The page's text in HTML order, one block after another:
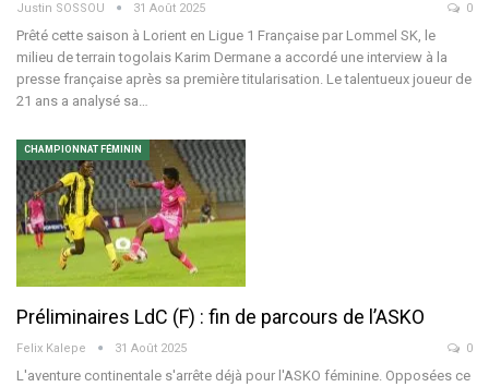
Justin SOSSOU 31 Août 2025 0
Prêté cette saison à Lorient en Ligue 1 Française par Lommel SK, le
milieu de terrain togolais Karim Dermane a accordé une interview à la
presse française après sa première titularisation. Le talentueux joueur de
21 ans a analysé sa…
CHAMPIONNAT FÉMININ
Préliminaires LdC (F) : fin de parcours de l’ASKO
Felix Kalepe 31 Août 2025 0
L'aventure continentale s'arrête déjà pour l'ASKO féminine. Opposées ce